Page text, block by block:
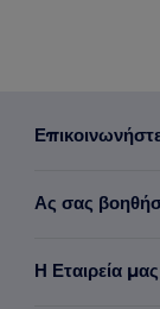
Ας σας
Η Εταιρεία μας